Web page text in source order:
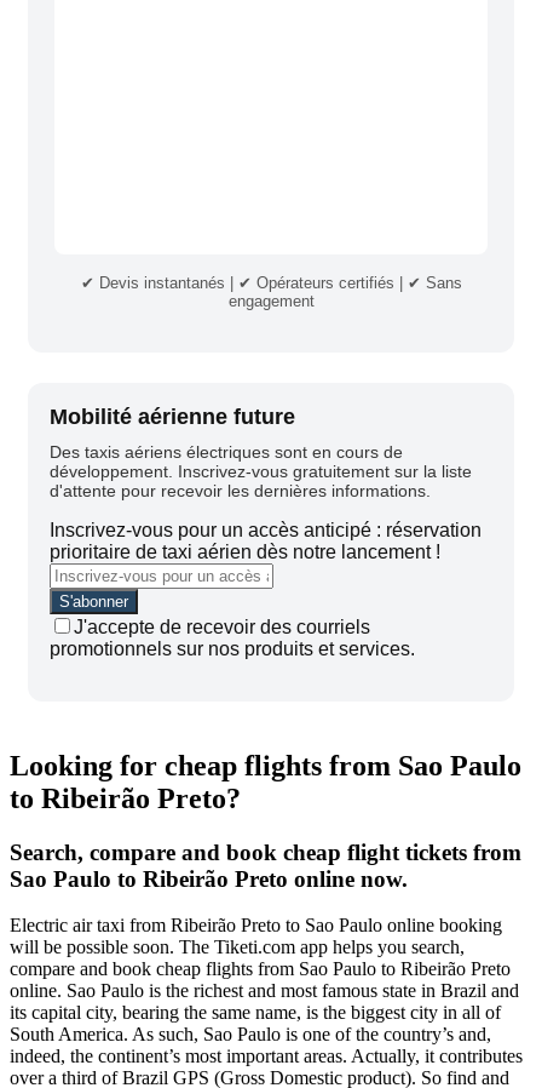
✔ Devis instantanés | ✔ Opérateurs certifiés | ✔ Sans
engagement
Mobilité aérienne future
Des taxis aériens électriques sont en cours de
développement. Inscrivez-vous gratuitement sur la liste
d'attente pour recevoir les dernières informations.
Inscrivez-vous pour un accès anticipé : réservation
prioritaire de taxi aérien dès notre lancement !
J'accepte de recevoir des courriels
promotionnels sur nos produits et services.
Looking for cheap flights from Sao Paulo
to Ribeirão Preto?
Search, compare and book cheap flight tickets from
Sao Paulo to Ribeirão Preto online now.
Electric air taxi from Ribeirão Preto to Sao Paulo online booking
will be possible soon. The Tiketi.com app helps you search,
compare and book cheap flights from Sao Paulo to Ribeirão Preto
online. Sao Paulo is the richest and most famous state in Brazil and
its capital city, bearing the same name, is the biggest city in all of
South America. As such, Sao Paulo is one of the country’s and,
indeed, the continent’s most important areas. Actually, it contributes
over a third of Brazil GPS (Gross Domestic product). So find and